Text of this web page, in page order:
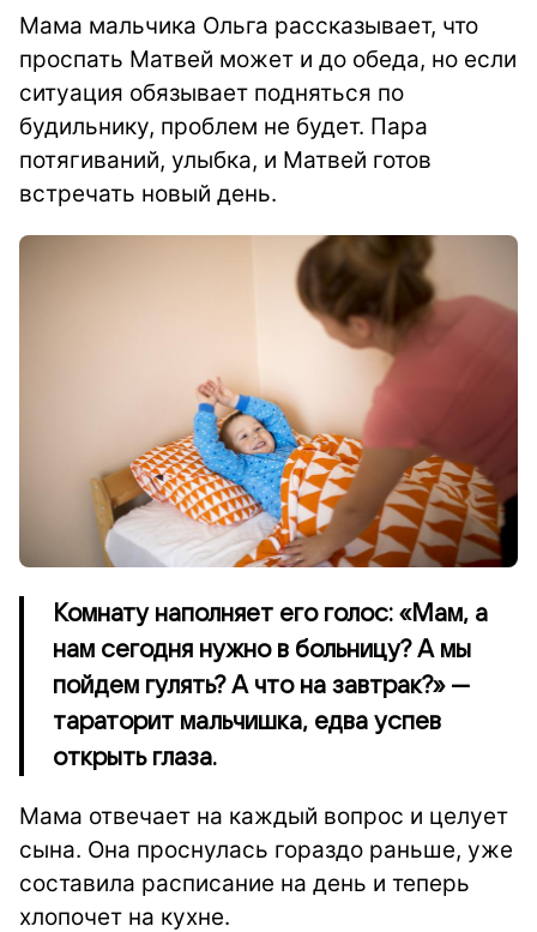
Мама мальчика Ольга рассказывает, что
проспать Матвей может и до обеда, но если
ситуация обязывает подняться по
будильнику, проблем не будет. Пара
потягиваний, улыбка, и Матвей готов
встречать новый день.
Комнату наполняет его голос: «Мам, а
нам сегодня нужно в больницу? А мы
пойдем гулять? А что на завтрак?» —
тараторит мальчишка, едва успев
открыть глаза.
Мама отвечает на каждый вопрос и целует
сына. Она проснулась гораздо раньше, уже
составила расписание на день и теперь
хлопочет на кухне.